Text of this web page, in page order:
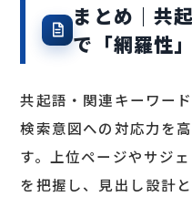
まとめ｜共
で「網羅性
共起語・関連キーワー
検索意図への対応力を
す。上位ページやサジ
を把握し、見出し設計